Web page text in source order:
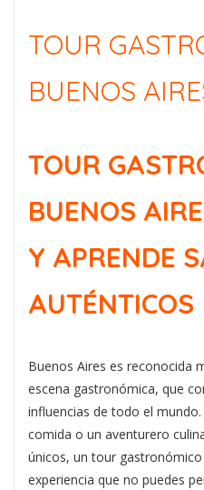
TOUR
BUENOS
TOUR
BUENOS
Y APRENDE
AUTÉNTICOS
Buenos Aires es reconocida
escena gastronómica, que
influencias de todo el
comida o un aventurero
únicos, un tour
experiencia que no puedes